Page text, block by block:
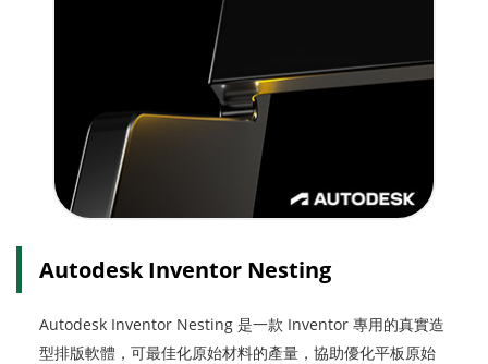
Autodesk Inventor Nesting
Autodesk Inventor Nesting 是一款 Inventor 專用的真實造
型排版軟體，可最佳化原始材料的產量，協助優化平板原始